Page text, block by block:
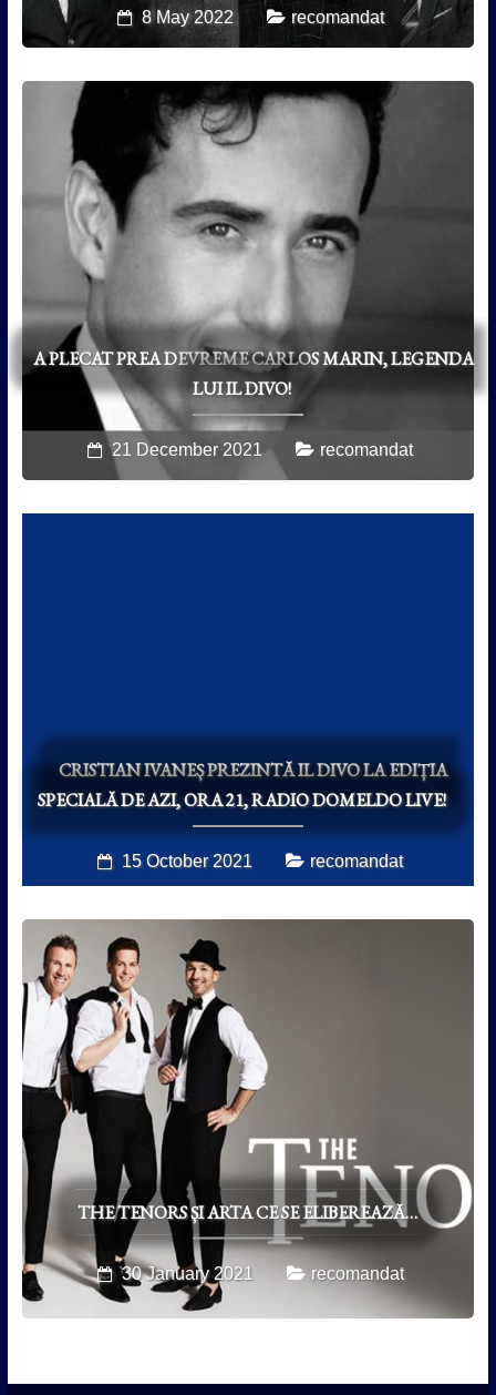
8 May 2022 recomandat
A PLECAT PREA DEVREME CARLOS MARIN, LEGENDA
LUI IL DIVO!
21 December 2021 recomandat
CRISTIAN IVANEȘ PREZINTĂ IL DIVO LA EDIȚIA
SPECIALĂ DE AZI, ORA 21, RADIO DOMELDO LIVE!
15 October 2021 recomandat
THE TENORS ȘI ARTA CE SE ELIBEREAZĂ…
30 January 2021 recomandat